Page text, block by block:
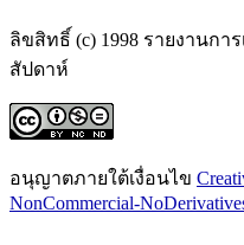
ลิขสิทธิ์ (c) 1998 รายงานกา
สัปดาห์
อนุญาตภายใต้เงื่อนไข
NonCommercial-